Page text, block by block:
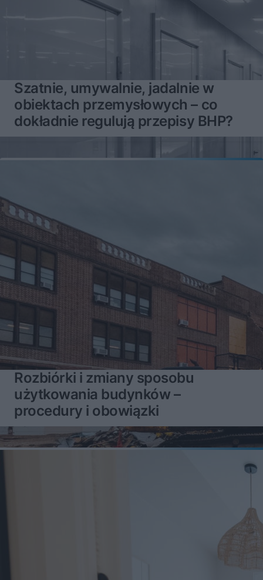
Szatnie, umywalnie, jadalnie w
obiektach przemysłowych – co
dokładnie regulują przepisy BHP?
Rozbiórki i zmiany sposobu
użytkowania budynków –
procedury i obowiązki